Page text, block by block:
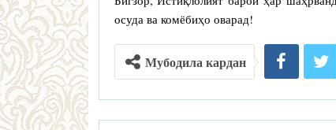
осуда ва комёбиҳо оварад!
Мубодила кардан